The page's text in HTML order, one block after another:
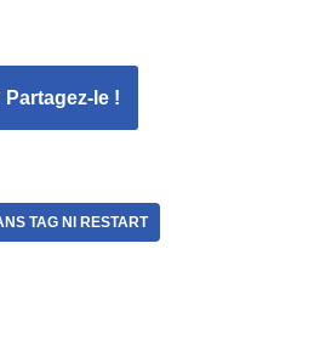
le !
TAG NI RESTART